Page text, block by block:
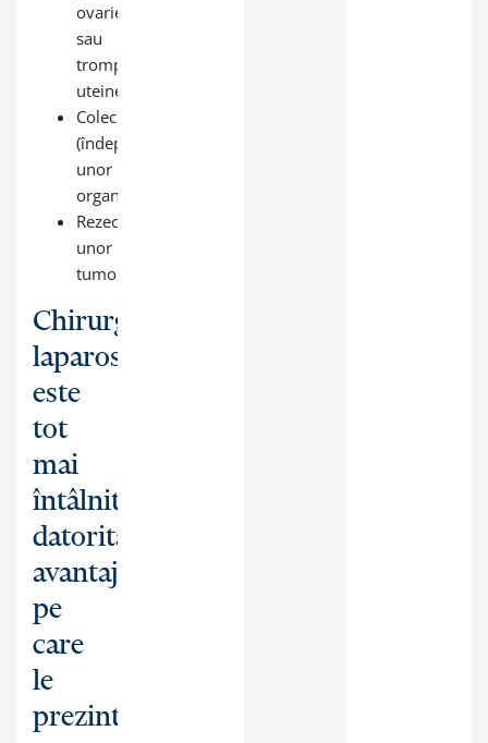
ovariene
sau
trompelor
uteine;
Colecistectomie/apendicectomie
(îndepărtarea
unor
organe);
Rezecția
unor
tumori.
Chirurgia
laparoscopică
este
tot
mai
întâlnită
datorită
avantajelor
pe
care
le
prezintă: